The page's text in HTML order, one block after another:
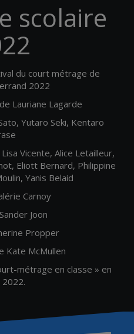
scolaire
du court métrage de
2022
de Lauriane Lagarde
Yutaro Seki, Kentaro
Vicente, Alice Letailleur,
Eliott Bernard, Philippine
Yanis Belaid
Carnoy
Joon
Propper
Kate McMullen
métrage en classe » en